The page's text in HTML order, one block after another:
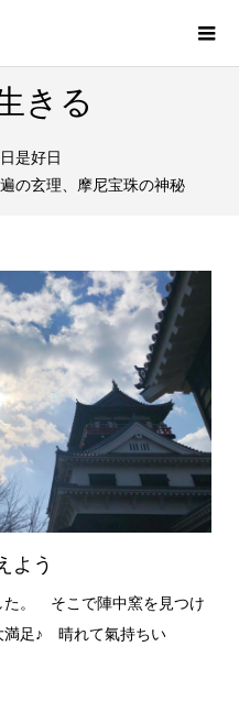
きる
是好日
の玄理、摩尼宝珠の神秘
よう
た。 そこで陣中窯を見つけ
満足♪ 晴れて氣持ちい